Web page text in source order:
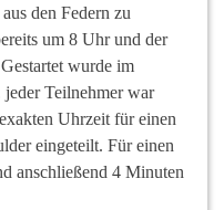
den Federn zu
um 8 Uhr und der
wurde im
jeder Teilnehmer war
Uhrzeit für einen
eingeteilt. Für einen
anschließend 4 Minuten